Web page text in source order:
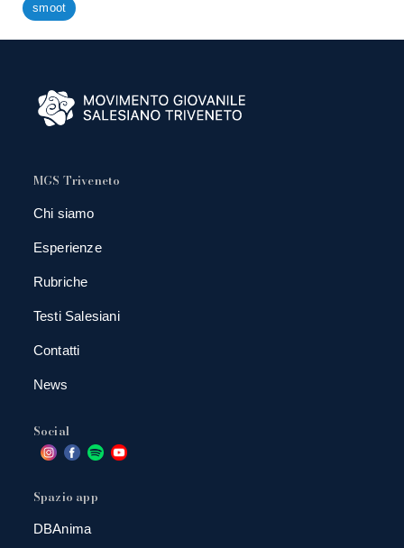
smoot
MGS Triveneto
Chi siamo
Esperienze
Rubriche
Testi Salesiani
Contatti
News
Social
Spazio app
DBAnima